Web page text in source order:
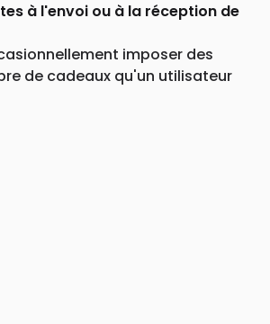
à l'envoi ou à la réception de
imposer des
de cadeaux qu'un utilisateur